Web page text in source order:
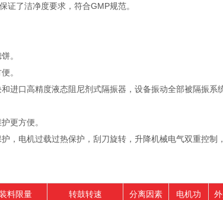
了洁净度要求，符合GMP规范。
。
。
口高精度液态阻尼剂式隔振器，设备振动全部被隔振系
更方便。
电机过载过热保护，刮刀旋转，升降机械电气双重控制
料限量
转鼓转速
分离因素
电机功